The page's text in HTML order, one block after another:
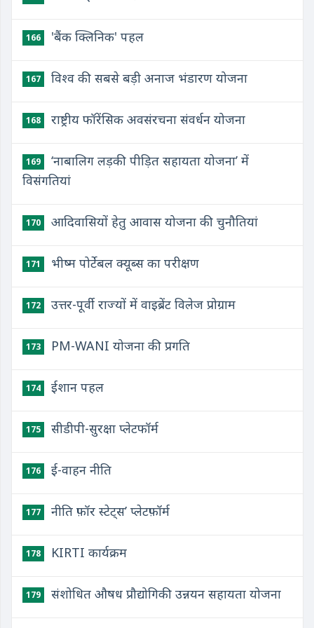
166 ​'बैंक क्लिनिक' पहल
167 ​विश्व की सबसे बड़ी अनाज भंडारण योजना
168 ​राष्ट्रीय फॉरेंसिक अवसंरचना संवर्धन योजना
169
‘नाबालिग लड़की पीड़ित सहायता योजना’ में
विसंगतियां
170 आदिवासियों हेतु आवास योजना की चुनौतियां
171 भीष्म पोर्टेबल क्यूब्स का परीक्षण
172 उत्तर-पूर्वी राज्यों में वाइब्रेंट विलेज प्रोग्राम
173 PM-WANI योजना की प्रगति
174 ईशान पहल
175 सीडीपी-सुरक्षा प्लेटफॉर्म
176 ई-वाहन नीति
177 नीति फ़ॉर स्टेट्स’ प्लेटफ़ॉर्म
178 KIRTI कार्यक्रम
179 संशोधित औषध प्रौद्योगिकी उन्नयन सहायता योजना